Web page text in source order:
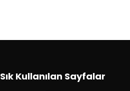
Sık Kullanılan Sayfalar